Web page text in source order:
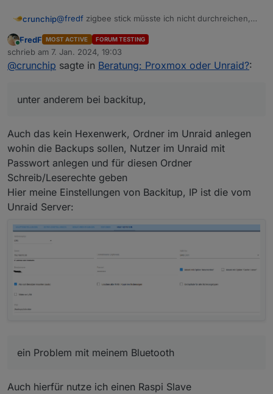
crunchip@fredf zigbee stick müsste ich nicht durchreichen,
hab ja schon mal versucht iobroker als docker zu
installieren, allerdings sind dann noch ein paar
Einstellungen zu tätigen, unter anderem bei backitup,
https://github.com/SBorg2014/WLAN-
und noch diverse andere Kleinigkeiten
zu guter letzt hab ich noch ein Problem mit meinem
Bluetooth, bekomm den nimmer zum laufen wenn ich
das backup einspiele, lauf in das selbe Problem wie
bluetooth im docker zum laufen bekomm
Online
FredF MOST ACTIVE FORUM TESTING
schrieb am 7. Jan. 2024, 19:03
zuletzt editiert von
@crunchip sagte in Beratung: Proxmox oder Unraid?:
unter anderem bei backitup,
Auch das kein Hexenwerk, Ordner im Unraid anlegen
wohin die Backups sollen, Nutzer im Unraid mit
Passwort anlegen und für diesen Ordner
Schreib/Leserechte geben
Hier meine Einstellungen von Backitup, IP ist die vom
Unraid Server:
ein Problem mit meinem Bluetooth
Auch hierfür nutze ich einen Raspi Slave